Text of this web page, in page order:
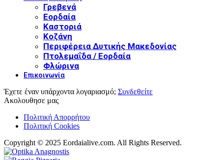
Γρεβενά
Εορδαία
Καστοριά
Κοζάνη
Περιφέρεια Δυτικής Μακεδονίας
Πτολεμαΐδα / Εορδαία
Φλώρινα
Επικοινωνία
Έχετε έναν υπάρχοντα λογαριασμό; Συνδεθείτε
Ακολουθησε μας
Πολιτική Απορρήτου
Πολιτική Cookies
Copyright © 2025 Eordaialive.com. All Rights Reserved.